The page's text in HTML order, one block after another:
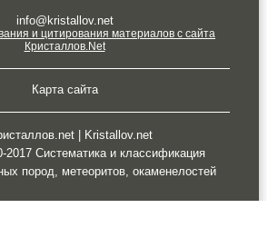
info@kristallov.net
и цитирования материалов с сайта
Кристаллов.Net
Карта сайта
| Kristallov.net
2017 Систематика и классификация
пород, метеоритов, окаменелостей